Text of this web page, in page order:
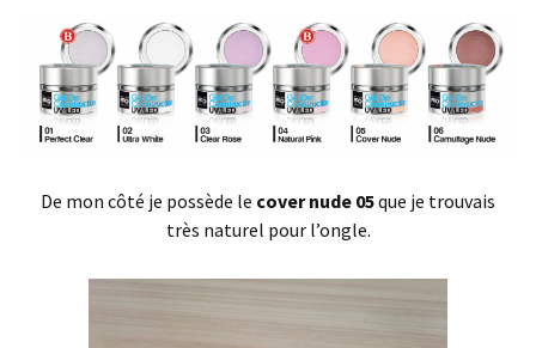
De mon côté je possède le cover nude 05que je trouvais
très naturel pour l’ongle.